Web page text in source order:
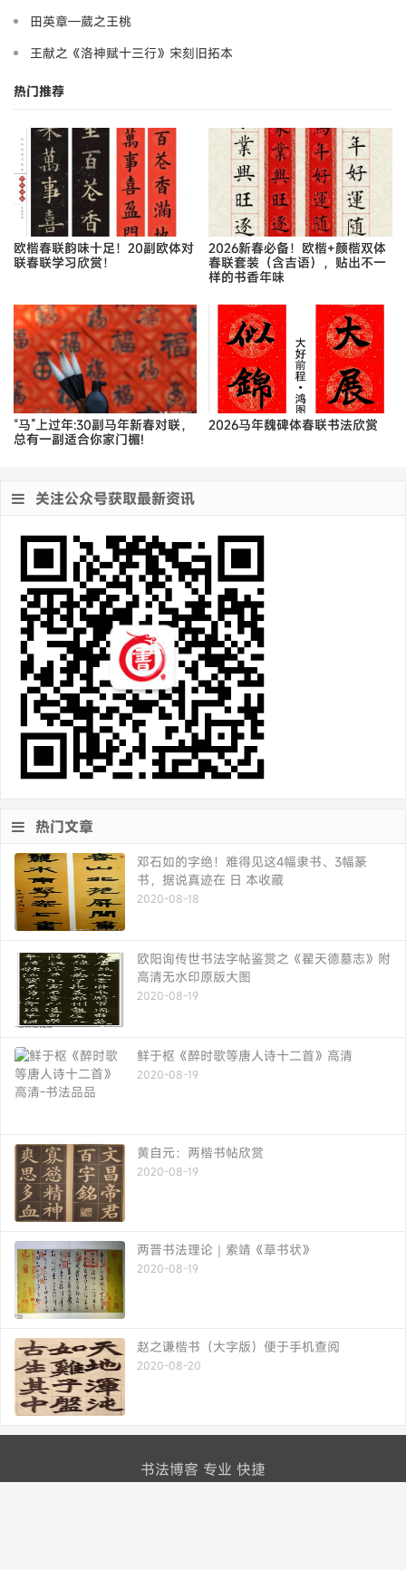
田英章—葳之王桃
王献之《洛神赋十三行》宋刻旧拓本
热门推荐
欧楷春联韵味十足！20副欧体对
联春联学习欣赏！
2026新春必备！欧楷+颜楷双体
春联套装（含吉语），贴出不一
样的书香年味
“马”上过年:30副马年新春对联，
总有一副适合你家门楣!
2026马年魏碑体春联书法欣赏
关注公众号获取最新资讯
热门文章
邓石如的字绝！难得见这4幅隶书、3幅篆
书，据说真迹在 日 本收藏
2020-08-18
欧阳询传世书法字帖鉴赏之《翟天德墓志》附
高清无水印原版大图
2020-08-19
鲜于枢《醉时歌等唐人诗十二首》高清
2020-08-19
黄自元：两楷书帖欣赏
2020-08-19
两晋书法理论｜索靖《草书状》
2020-08-19
赵之谦楷书（大字版）便于手机查阅
2020-08-20
书法博客 专业 快捷